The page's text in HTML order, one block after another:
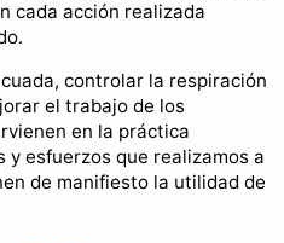
cada acción realizada
controlar la respiración
el trabajo de los
en la práctica
esfuerzos que realizamos a
de manifiesto la utilidad de